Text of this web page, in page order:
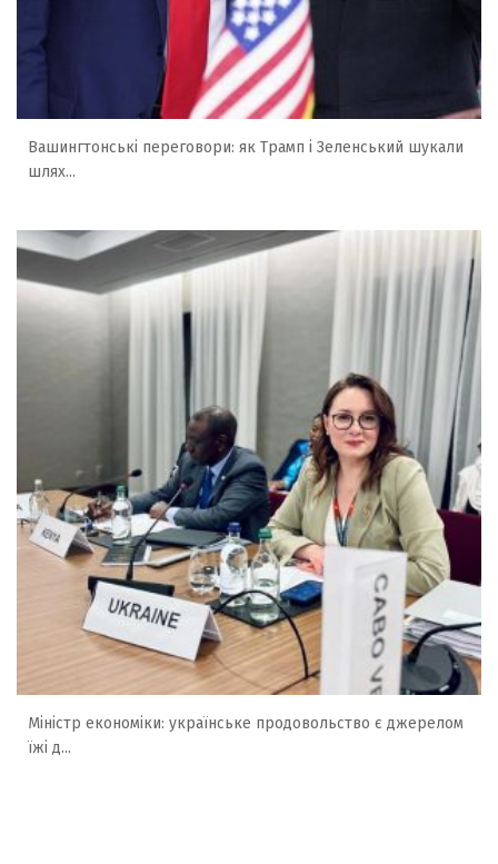
Вашингтонські переговори: як Трамп і Зеленський шукали
шлях...
Міністр економіки: українське продовольство є джерелом
їжі д...